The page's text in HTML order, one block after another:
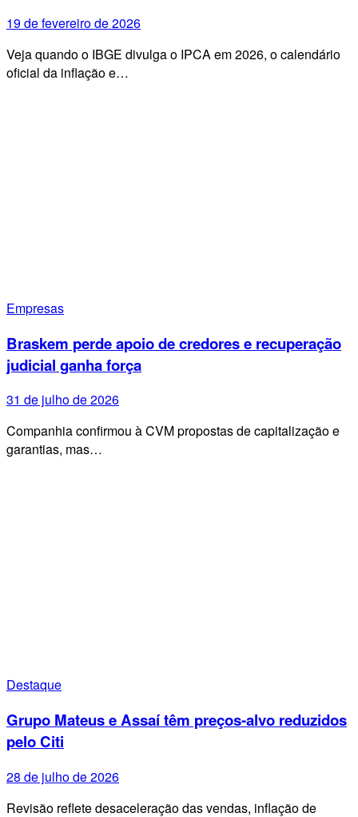
19 de fevereiro de 2026
Veja quando o IBGE divulga o IPCA em 2026, o calendário
oficial da inflação e…
Empresas
Braskem perde apoio de credores e recuperação
judicial ganha força
31 de julho de 2026
Companhia confirmou à CVM propostas de capitalização e
garantias, mas…
Destaque
Grupo Mateus e Assaí têm preços-alvo reduzidos
pelo Citi
28 de julho de 2026
Revisão reflete desaceleração das vendas, inflação de